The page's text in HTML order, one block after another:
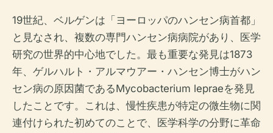
19世紀、ベルゲンは「ヨーロッパのハンセン病首都」
と見なされ、複数の専門ハンセン病病院があり、医学
研究の世界的中心地でした。最も重要な発見は1873
年、ゲルハルト・アルマウアー・ハンセン博士がハン
セン病の原因菌であるMycobacterium lepraeを発見
したことです。これは、慢性疾患が特定の微生物に関
連付けられた初めてのことで、医学科学の分野に革命